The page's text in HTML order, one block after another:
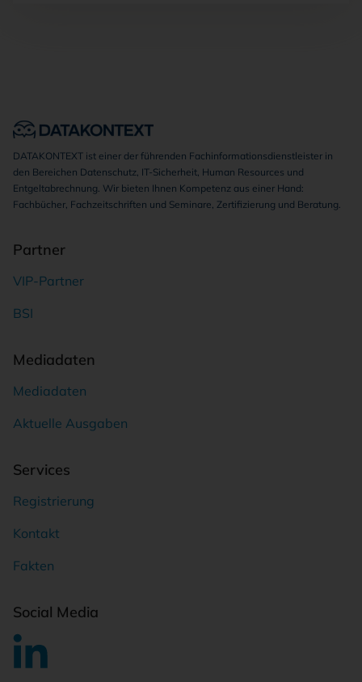
DATAKONTEXT ist einer der führenden Fachinformationsdienstleister in
den Bereichen Datenschutz, IT-Sicherheit, Human Resources und
Entgeltabrechnung. Wir bieten Ihnen Kompetenz aus einer Hand:
Fachbücher, Fachzeitschriften und Seminare, Zertifizierung und Beratung.
Partner
VIP-Partner
BSI
Mediadaten
Mediadaten
Aktuelle Ausgaben
Services
Registrierung
Kontakt
Fakten
Social Media